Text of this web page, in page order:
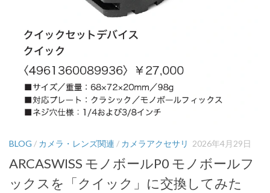
BLOG / カメラ・レンズ関連 / カメラアクセサリ 2026年4月29日
ARCASWISS モノボールP0 モノボールフ
ックスを「クイック」に交換してみた